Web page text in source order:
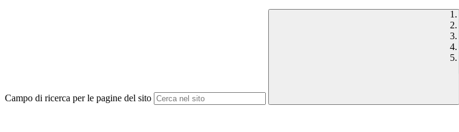
Campo di ricerca per le pagine del sito